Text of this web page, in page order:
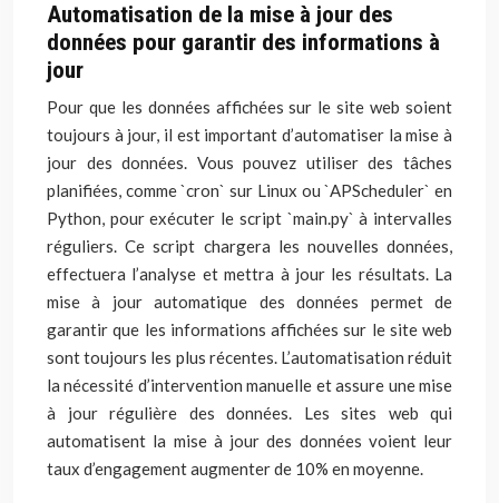
Automatisation de la mise à jour des
données pour garantir des informations à
jour
Pour que les données affichées sur le site web soient
toujours à jour, il est important d’automatiser la mise à
jour des données. Vous pouvez utiliser des tâches
planifiées, comme `cron` sur Linux ou `APScheduler` en
Python, pour exécuter le script `main.py` à intervalles
réguliers. Ce script chargera les nouvelles données,
effectuera l’analyse et mettra à jour les résultats. La
mise à jour automatique des données permet de
garantir que les informations affichées sur le site web
sont toujours les plus récentes. L’automatisation réduit
la nécessité d’intervention manuelle et assure une mise
à jour régulière des données. Les sites web qui
automatisent la mise à jour des données voient leur
taux d’engagement augmenter de 10% en moyenne.